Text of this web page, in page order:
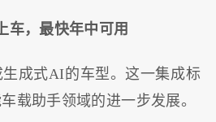
车，最快年中可用
成式AI的车型。这一集成标
载助手领域的进一步发展。